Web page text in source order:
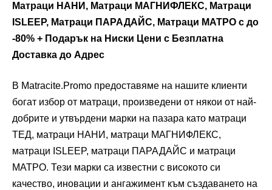
Матраци НАНИ, Матраци МАГНИФЛЕКС, Матраци
ISLEEP, Матраци ПАРАДАЙС, Матраци МАТРО с до
-80% + Подарък на Ниски Цени с Безплатна
Доставка до Адрес
В Matracite.Promo предоставяме на нашите клиенти
богат избор от матраци, произведени от някои от най-
добрите и утвърдени марки на пазара като матраци
ТЕД, матраци НАНИ, матраци МАГНИФЛЕКС,
матраци ISLEEP, матраци ПАРАДАЙС и матраци
МАТРО. Тези марки са известни с високото си
качество, иновации и ангажимент към създаването на